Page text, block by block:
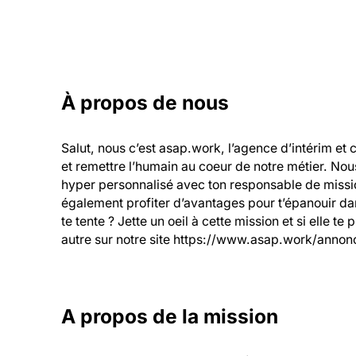
À propos de nous
Salut, nous c’est asap.work, l’agence d’intérim
et remettre l’humain au coeur de notre métier.
hyper personnalisé avec ton responsable de
également profiter d’avantages pour t’épanouir
te tente ? Jette un oeil à cette mission et si elle te
autre sur notre site https://www.asap.work/
A propos de la mission